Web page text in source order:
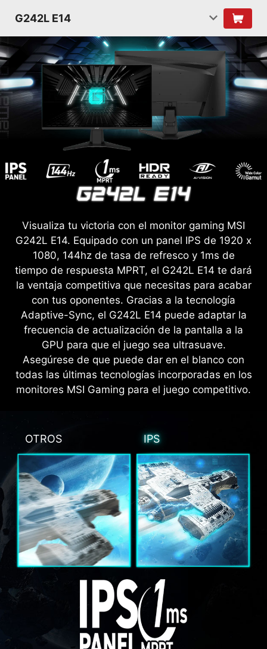
G242L E14
Visualiza tu victoria con el monitor gaming MSI
G242L E14. Equipado con un panel IPS de 1920 x
1080, 144hz de tasa de refresco y 1ms de
tiempo de respuesta MPRT, el G242L E14 te dará
la ventaja competitiva que necesitas para acabar
con tus oponentes. Gracias a la tecnología
Adaptive-Sync, el G242L E14 puede adaptar la
frecuencia de actualización de la pantalla a la
GPU para que el juego sea ultrasuave.
Asegúrese de que puede dar en el blanco con
todas las últimas tecnologías incorporadas en los
monitores MSI Gaming para el juego competitivo.
OTROS IPS